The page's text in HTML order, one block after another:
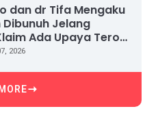
dan dr Tifa Mengaku
Jelang
Ada Upaya Teror
2026